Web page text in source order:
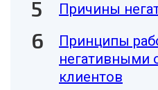
Причины
Принципы
негативными
клиентов